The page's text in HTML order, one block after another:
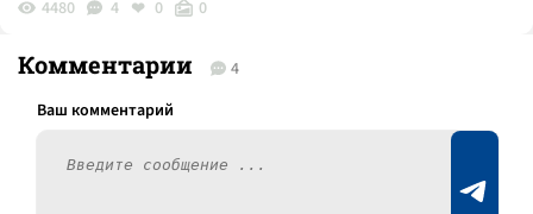
4480 4 0 0
Комментарии 4